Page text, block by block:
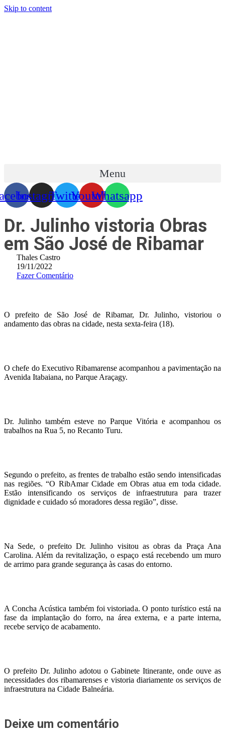
Skip to content
Menu
InstagramTwitterYoutubeWhatsapp
Dr. Julinho vistoria Obras
em São José de Ribamar
Thales Castro
19/11/2022
Fazer Comentário
O prefeito de São José de Ribamar, Dr. Julinho, vistoriou o
andamento das obras na cidade, nesta sexta-feira (18).
O chefe do Executivo Ribamarense acompanhou a pavimentação na
Avenida Itabaiana, no Parque Araçagy.
Dr. Julinho também esteve no Parque Vitória e acompanhou os
trabalhos na Rua 5, no Recanto Turu.
Segundo o prefeito, as frentes de trabalho estão sendo intensificadas
nas regiões. “O RibAmar Cidade em Obras atua em toda cidade.
Estão intensificando os serviços de infraestrutura para trazer
dignidade e cuidado só moradores dessa região”, disse.
Na Sede, o prefeito Dr. Julinho visitou as obras da Praça Ana
Carolina. Além da revitalização, o espaço está recebendo um muro
de arrimo para grande segurança às casas do entorno.
A Concha Acústica também foi vistoriada. O ponto turístico está na
fase da implantação do forro, na área externa, e a parte interna,
recebe serviço de acabamento.
O prefeito Dr. Julinho adotou o Gabinete Itinerante, onde ouve as
necessidades dos ribamarenses e vistoria diariamente os serviços de
infraestrutura na Cidade Balneária.
Deixe um comentário